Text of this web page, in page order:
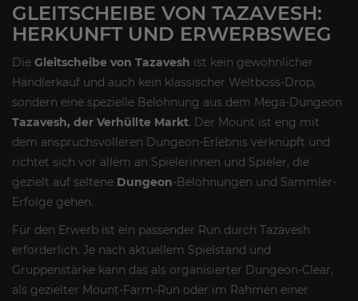
GLEITSCHEIBE VON TAZAVESH:
HERKUNFT UND ERWERBSWEG
Die Gleitscheibe von Tazavesh ist kein gewöhnlicher
Händlerkauf und auch kein klassischer Weltboss-Drop,
sondern eine spezielle Belohnung aus dem Mega-Dungeon
Tazavesh, der Verhüllte Markt. Der Mount ist eng mit
dem anspruchsvolleren Dungeon-Erlebnis verknüpft und
richtet sich vor allem an Spielerinnen und Spieler, die
gezielt auf seltene Dungeon-Belohnungen und Sammler-
Erfolge gehen.
Für den Erwerb ist ein passender Run durch Tazavesh
erforderlich. Je nach aktuellem Spielstand und
Gruppenstärke kann das als organisierter Dungeon-Clear,
als gezielter Mount-Farm-Run oder im Rahmen einer